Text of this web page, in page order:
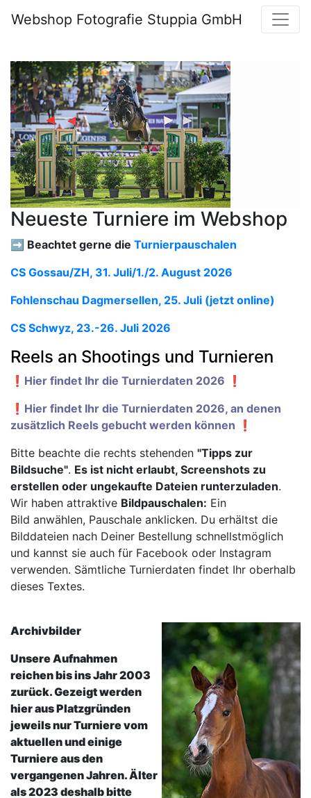
Webshop Fotografie Stuppia GmbH
Neueste Turniere im Webshop
➡️ Beachtet gerne die Turnierpauschalen
CS Gossau/ZH, 31. Juli/1./2. August 2026
Fohlenschau Dagmersellen, 25. Juli (jetzt online)
CS Schwyz, 23.-26. Juli 2026
Reels an Shootings und Turnieren
❗️Hier findet Ihr die Turnierdaten 2026 ❗️
❗️Hier findet Ihr die Turnierdaten 2026, an denen
zusätzlich Reels gebucht werden können ❗️
Bitte beachte die rechts stehenden "Tipps zur
Bildsuche". Es ist nicht erlaubt, Screenshots zu
erstellen oder ungekaufte Dateien runterzuladen.
Wir haben attraktive Bildpauschalen: Ein
Bild anwählen, Pauschale anklicken. Du erhältst die
Bilddateien nach Deiner Bestellung schnellstmöglich
und kannst sie auch für Facebook oder Instagram
verwenden. Sämtliche Turnierdaten findet Ihr oberhalb
dieses Textes.
Archivbilder
Unsere Aufnahmen
reichen bis ins Jahr 2003
zurück. Gezeigt werden
hier aus Platzgründen
jeweils nur Turniere vom
aktuellen und einige
Turniere aus den
vergangenen Jahren. Älter
als 2023 deshalb bitte